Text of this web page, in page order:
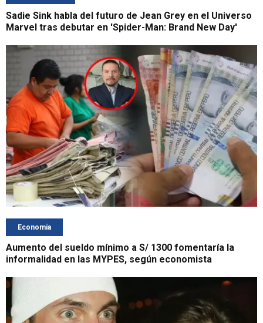
Sadie Sink habla del futuro de Jean Grey en el Universo
Marvel tras debutar en 'Spider-Man: Brand New Day'
Economía
Aumento del sueldo mínimo a S/ 1300 fomentaría la
informalidad en las MYPES, según economista